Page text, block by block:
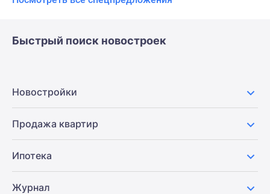
Быстрый поиск новостроек
Новостройки
Продажа квартир
Ипотека
Журнал